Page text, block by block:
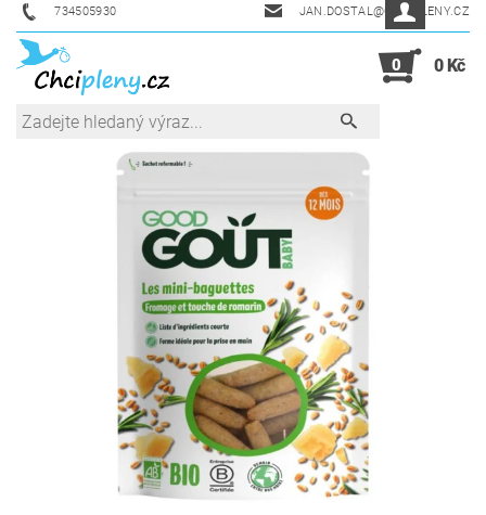
734505930 JAN.DOSTAL@CHCIPLENY.CZ
0 0 Kč